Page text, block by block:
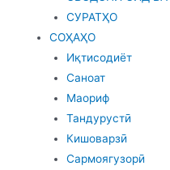
СУРАТҲО
СОҲАҲО
Иқтисодиёт
Саноат
Маориф
Тандурустӣ
Кишоварзӣ
Сармоягузорӣ